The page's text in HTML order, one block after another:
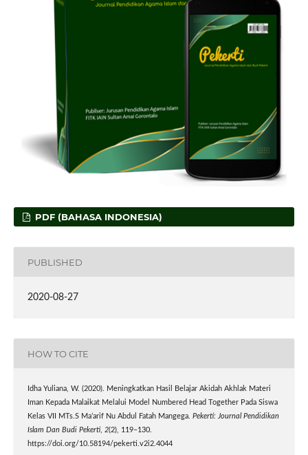
PDF (BAHASA INDONESIA)
PUBLISHED
2020-08-27
HOW TO CITE
Idha Yuliana, W. (2020). Meningkatkan Hasil Belajar Akidah Akhlak Materi
Iman Kepada Malaikat Melalui Model Numbered Head Together Pada Siswa
Kelas VII MTs.S Ma’arif Nu Abdul Fatah Mangega. Pekerti: Journal Pendidikan
Islam Dan Budi Pekerti, 2(2), 119–130.
https://doi.org/10.58194/pekerti.v2i2.4044